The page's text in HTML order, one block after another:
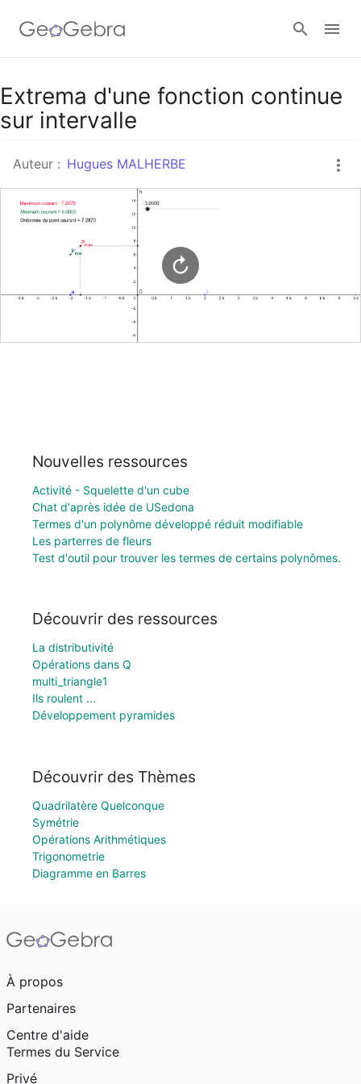
Google Classroom
Se connecter
Extrema d'une fonction continue
sur intervalle
Auteur : Hugues MALHERBE
Nouvelles ressources
Activité - Squelette d'un cube
Chat d'après idée de USedona
Termes d'un polynôme développé réduit modifiable
Les parterres de fleurs
Test d'outil pour trouver les termes de certains polynômes.
Découvrir des ressources
La distributivité
Opérations dans Q
multi_triangle1
Ils roulent ...
Développement pyramides
Découvrir des Thèmes
Quadrilatère Quelconque
Symétrie
Opérations Arithmétiques
Trigonometrie
Diagramme en Barres
À propos
Partenaires
Centre d'aide
Termes du Service
Privé